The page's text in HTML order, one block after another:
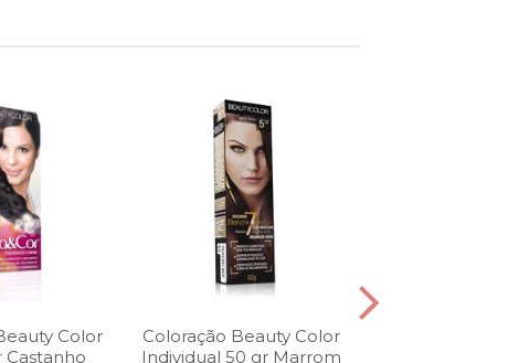
Color
Castanho
Coloração Beauty Color
Individual 50 gr Marrom